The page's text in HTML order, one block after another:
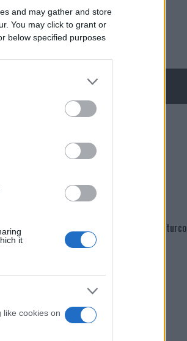
and may gather and store
You may click to grant or
below specified purposes
it
like cookies on
NECROLOGIE
Martina Agostina Diturco
I nostri cari